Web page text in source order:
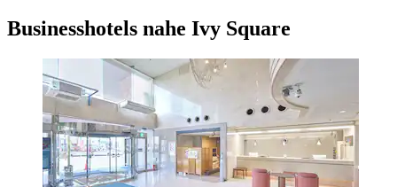
Businesshotels nahe Ivy Square